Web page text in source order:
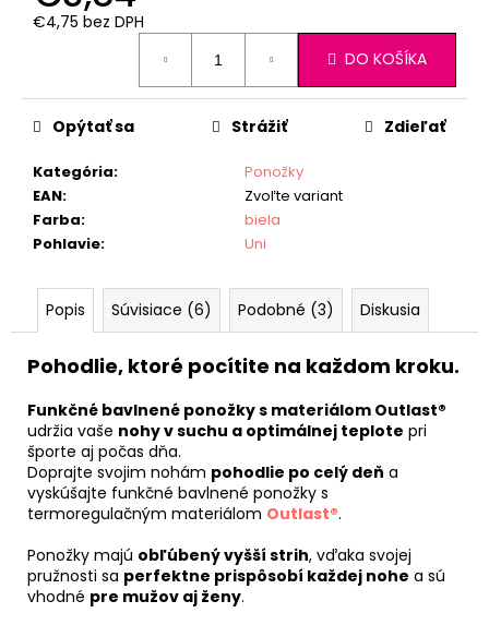
€4,75 bez DPH
DO KOŠÍKA
Kategória:
Ponožky
EAN:
Zvoľte variant
Farba:
biela
Pohlavie: Uni
Opýtať sa Strážiť Zdieľať
Popis Súvisiace (6) Podobné (3) Diskusia
Pohodlie, ktoré pocítite na každom kroku.
Funkčné bavlnené ponožky s materiálom Outlast®
udržia vaše nohy v suchu a optimálnej teplote pri
športe aj počas dňa.
Doprajte svojim nohám pohodlie po celý deň a
vyskúšajte funkčné bavlnené ponožky s
termoregulačným materiálom Outlast®.
Ponožky majú obľúbený vyšší strih, vďaka svojej
pružnosti sa perfektne prispôsobí každej nohe a sú
vhodné pre mužov aj ženy.